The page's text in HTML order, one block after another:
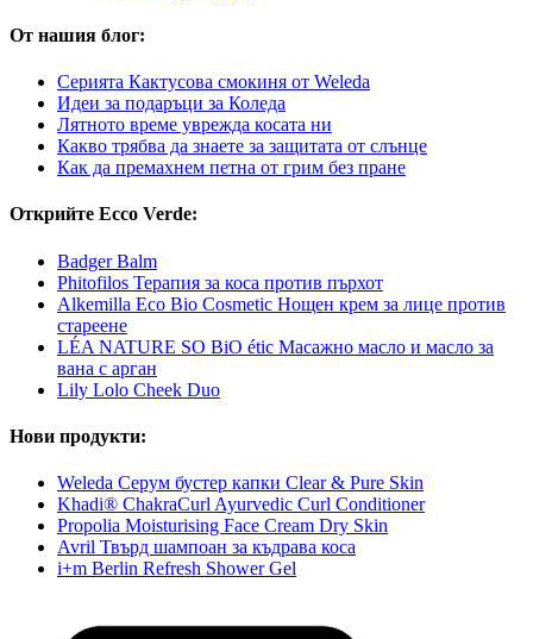
От нашия блог:
Серията Кактусова смокиня от Weleda
Идеи за подаръци за Коледа
Лятното време уврежда косата ни
Какво трябва да знаете за защитата от слънце
Как да премахнем петна от грим без пране
Открийте Ecco Verde:
Badger Balm
Phitofilos Teрапия за коса против пърхот
Alkemilla Eco Bio Cosmetic Нощен крем за лице против
стареене
LÉA NATURE SO BiO étic Масажно масло и масло за
вана с арган
Lily Lolo Cheek Duo
Нови продукти:
Weleda Серум бустер капки Clear & Pure Skin
Khadi® ChakraCurl Ayurvedic Curl Conditioner
Propolia Moisturising Face Cream Dry Skin
Avril Твърд шампоан за къдрава коса
i+m Berlin Refresh Shower Gel